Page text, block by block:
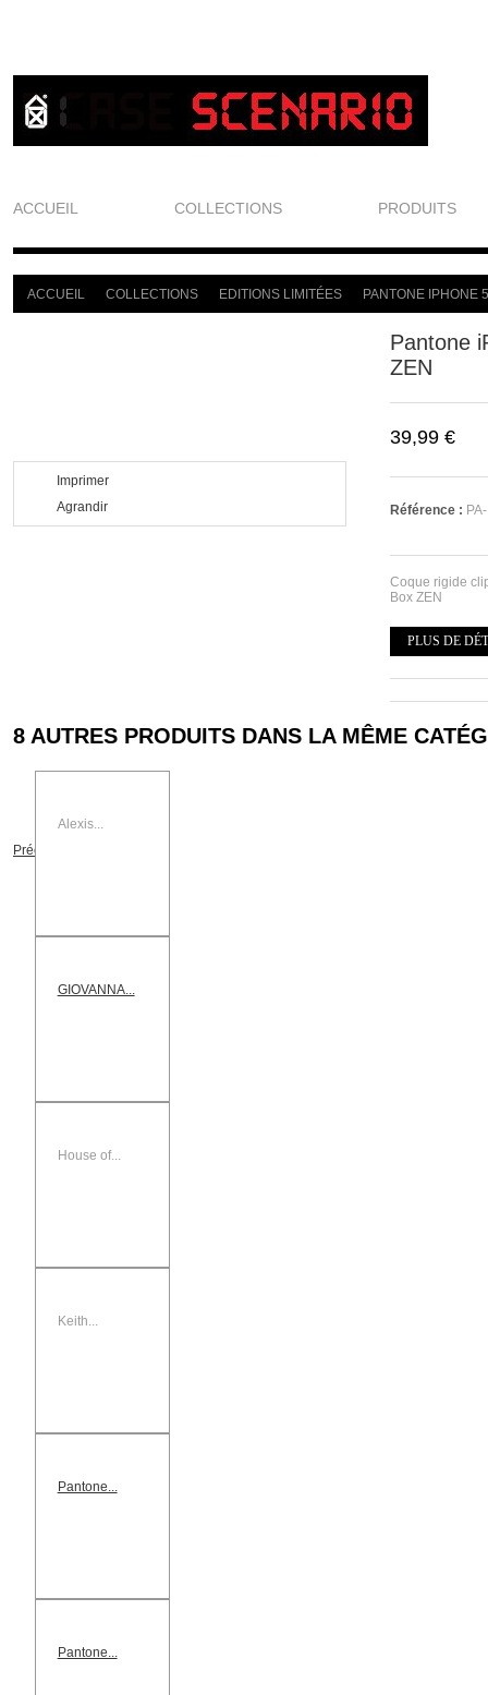
ACCUEIL COLLECTIONS PRODUITS
ACCUEIL COLLECTIONS EDITIONS LIMITÉES PANTONE IPHONE
Imprimer
Agrandir
Pantone
ZEN
39,99 €
Référence :
Coque rigide
Box ZEN
PLUS DE
8 AUTRES PRODUITS DANS LA MÊME
Précédent
Alexis...
GIOVANNA...
House of...
Keith...
Pantone...
Pantone...